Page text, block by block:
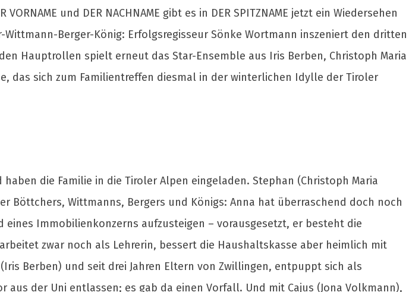
und DER NACHNAME gibt es in DER SPITZNAME jetzt ein Wiedersehen
Berger-König: Erfolgsregisseur Sönke Wortmann inszeniert den dritten
Hauptrollen spielt erneut das Star-Ensemble aus Iris Berben, Christoph Maria
das sich zum Familientreffen diesmal in der winterlichen Idylle der Tiroler
die Familie in die Tiroler Alpen eingeladen. Stephan (Christoph Maria
Wittmanns, Bergers und Königs: Anna hat überraschend doch noch
Immobilienkonzerns aufzusteigen – vorausgesetzt, er besteht die
zwar noch als Lehrerin, bessert die Haushaltskasse aber heimlich mit
Berben) und seit drei Jahren Eltern von Zwillingen, entpuppt sich als
der Uni entlassen; es gab da einen Vorfall. Und mit Cajus (Jona Volkmann),